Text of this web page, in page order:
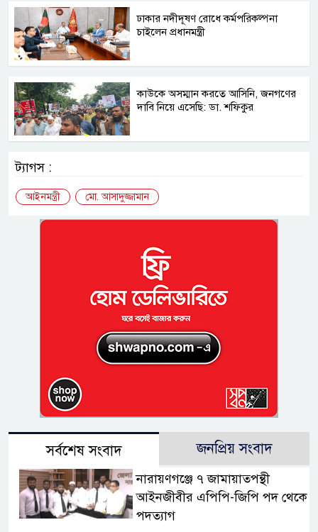
ঢাকার নদীদূষণ রোধে কর্মপরিকল্পনা
চাইলেন প্রধানমন্ত্রী
কাউকে অসম্মান করতে আসিনি, জনগণের
দাবি নিয়ে এসেছি: ডা. শফিকুর
ট্যাগস :
আইনমন্ত্রী মো. আসাদুজ্জামান
সর্বশেষ সংবাদ জনপ্রিয় সংবাদ
নারায়ণগঞ্জে ৭ জামায়াতপন্থী
আইনজীবীর এপিপি-জিপি পদ থেকে
পদত্যাগ